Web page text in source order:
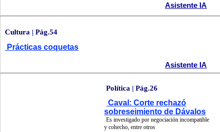
Asistente IA
Cultura | Pág.54
Prácticas coquetas
Asistente IA
Política | Pág.26
Caval: Corte rechazó
sobreseimiento de Dávalos
Es investigado por negociación incompatible
y cohecho, entre otros